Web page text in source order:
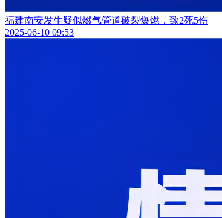
福建南安发生疑似燃气管道破裂爆燃，致2死5伤
2025-06-10 09:53